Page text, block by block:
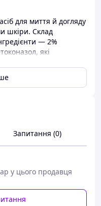
для миття й догляду
шкіри. Склад
— 2%
які
грибками,
у разі змішаної
Шампунь впливає
за
тварини. Davis
інгредієнтів засобу
до
Запитання (0)
у цього продавця